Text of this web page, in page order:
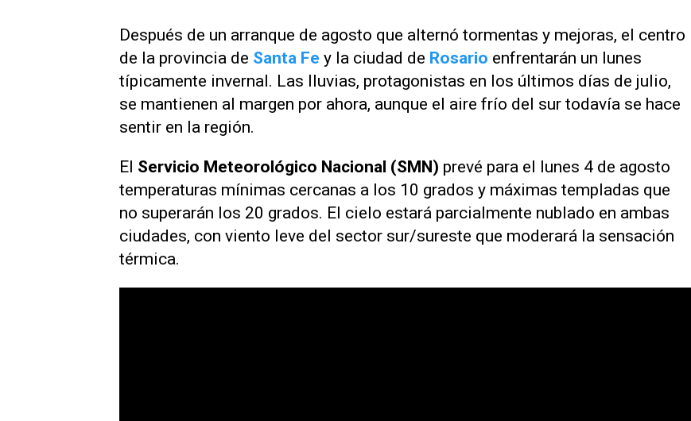
Después de un arranque de agosto que alternó tormentas y mejoras, el centro
de la provincia de Santa Fe y la ciudad de Rosario enfrentarán un lunes
típicamente invernal. Las lluvias, protagonistas en los últimos días de julio,
se mantienen al margen por ahora, aunque el aire frío del sur todavía se hace
sentir en la región.
El Servicio Meteorológico Nacional (SMN) prevé para el lunes 4 de agosto
temperaturas mínimas cercanas a los 10 grados y máximas templadas que
no superarán los 20 grados. El cielo estará parcialmente nublado en ambas
ciudades, con viento leve del sector sur/sureste que moderará la sensación
térmica.